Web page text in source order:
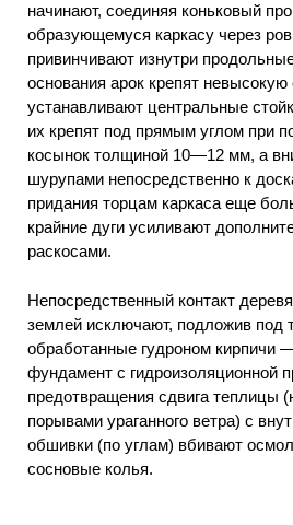
начинают, соединяя коньковый
образующемуся каркасу через
привинчивают изнутри
основания арок крепят
устанавливают центральные
их крепят под прямым углом при
косынок толщиной 10—12 мм, а
шурупами непосредственно к
придания торцам каркаса еще
крайние дуги усиливают
раскосами.
Непосредственный контакт
землей исключают, подложив под
обработанные гудроном кирпичи
фундамент с гидроизоляционной
предотвращения сдвига теплицы
порывами ураганного ветра) с
обшивки (по углам) вбивают
сосновые колья.